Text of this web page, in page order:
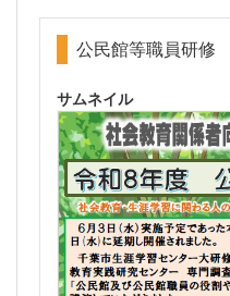
公民館等職員研修
サムネイル